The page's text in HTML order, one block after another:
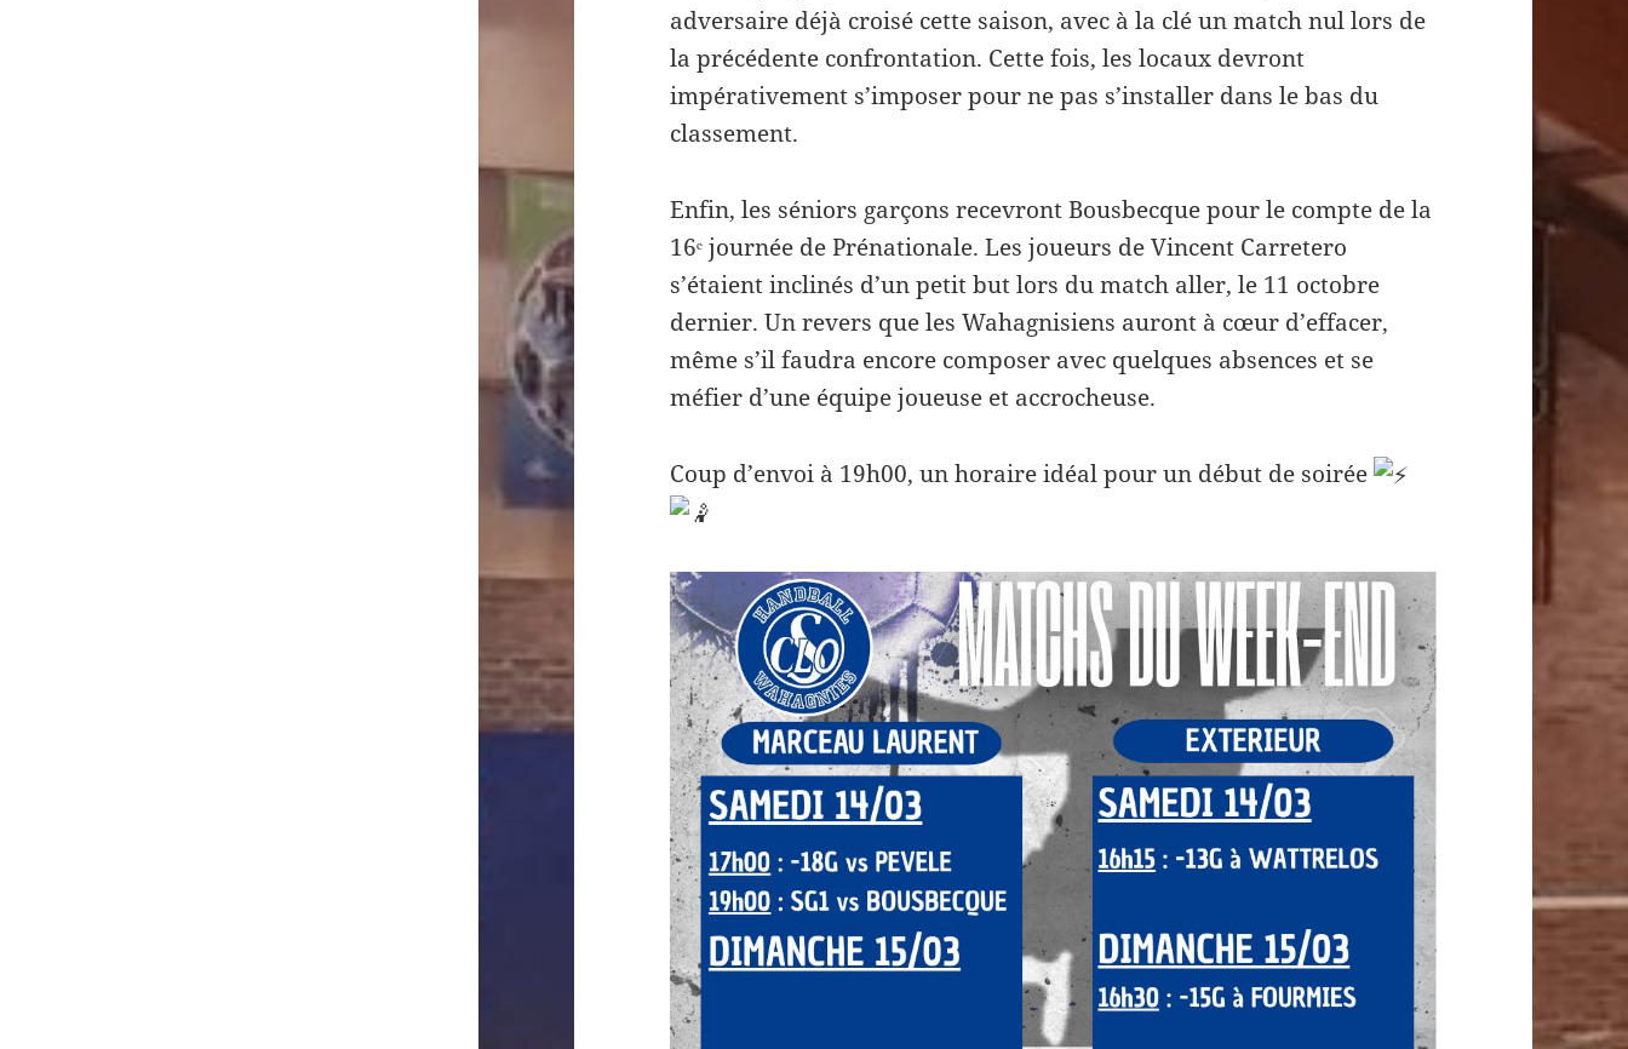
adversaire déjà croisé cette saison, avec à la clé un match nul lors de
la précédente confrontation. Cette fois, les locaux devront
impérativement s’imposer pour ne pas s’installer dans le bas du
classement.
Enfin, les séniors garçons recevront Bousbecque pour le compte de la
16ᵉ journée de Prénationale. Les joueurs de Vincent Carretero
s’étaient inclinés d’un petit but lors du match aller, le 11 octobre
dernier. Un revers que les Wahagnisiens auront à cœur d’effacer,
même s’il faudra encore composer avec quelques absences et se
méfier d’une équipe joueuse et accrocheuse.
Coup d’envoi à 19h00, un horaire idéal pour un début de soirée